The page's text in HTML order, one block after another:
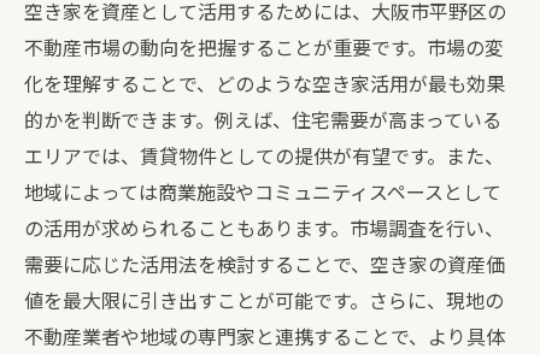
空き家の魅力を引き出すデザインアイディ
予算に応じた空き家リノベーションプラン
の策定
リノベーションによる価値向上の成功ポイ
ント
空き家の耐震性を強化するリノベーション
技術
エコフレンドリーな空き家リノベーション
空き家を資産として活用するためには、大阪市平野区の
不動産市場の動向を把握することが重要です。市場の変
化を理解することで、どのような空き家活用が最も効果
的かを判断できます。例えば、住宅需要が高まっている
エリアでは、賃貸物件としての提供が有望です。また、
地域によっては商業施設やコミュニティスペースとして
の活用が求められることもあります。市場調査を行い、
需要に応じた活用法を検討することで、空き家の資産価
値を最大限に引き出すことが可能です。さらに、現地の
不動産業者や地域の専門家と連携することで、より具体